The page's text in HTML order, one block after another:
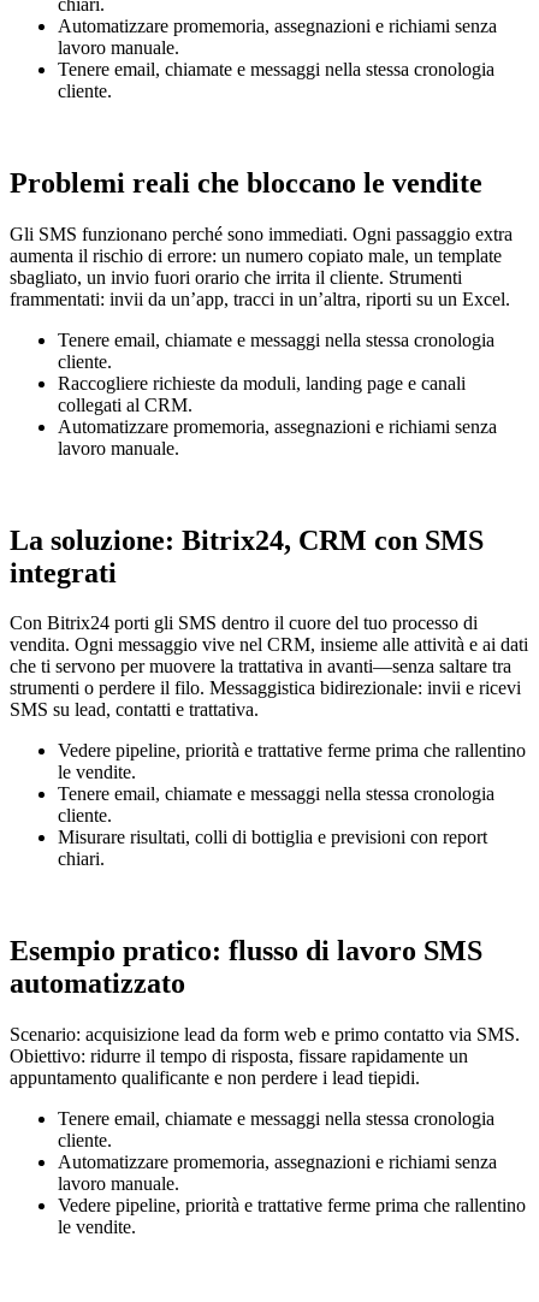
Automatizzare promemoria, assegnazioni e richiami senza
lavoro manuale.
Tenere email, chiamate e messaggi nella stessa cronologia
cliente.
Problemi reali che bloccano le vendite
Gli SMS funzionano perché sono immediati. Ogni passaggio extra
aumenta il rischio di errore: un numero copiato male, un template
sbagliato, un invio fuori orario che irrita il cliente. Strumenti
frammentati: invii da un’app, tracci in un’altra, riporti su un Excel.
Tenere email, chiamate e messaggi nella stessa cronologia
cliente.
Raccogliere richieste da moduli, landing page e canali
collegati al CRM.
Automatizzare promemoria, assegnazioni e richiami senza
lavoro manuale.
La soluzione: Bitrix24, CRM con SMS
integrati
Con Bitrix24 porti gli SMS dentro il cuore del tuo processo di
vendita. Ogni messaggio vive nel CRM, insieme alle attività e ai dati
che ti servono per muovere la trattativa in avanti—senza saltare tra
strumenti o perdere il filo. Messaggistica bidirezionale: invii e ricevi
SMS su lead, contatti e trattativa.
Vedere pipeline, priorità e trattative ferme prima che rallentino
le vendite.
Tenere email, chiamate e messaggi nella stessa cronologia
cliente.
Misurare risultati, colli di bottiglia e previsioni con report
chiari.
Esempio pratico: flusso di lavoro SMS
automatizzato
Scenario: acquisizione lead da form web e primo contatto via SMS.
Obiettivo: ridurre il tempo di risposta, fissare rapidamente un
appuntamento qualificante e non perdere i lead tiepidi.
Tenere email, chiamate e messaggi nella stessa cronologia
cliente.
Automatizzare promemoria, assegnazioni e richiami senza
lavoro manuale.
Vedere pipeline, priorità e trattative ferme prima che rallentino
le vendite.